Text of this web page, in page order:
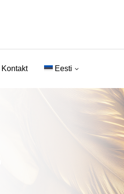
Kontakt Eesti